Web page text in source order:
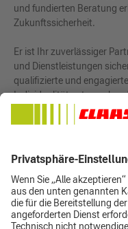
und fundierten Beratung
Zukunftssicherheit.
Er ist Ihr zuverlässiger
und Dienstleistungen
qualifizierte und
Individualität
Maßstäbe, nach denen wir
richtige Wahl für
umfassende Hygiene.
Hier geht's direkt zu